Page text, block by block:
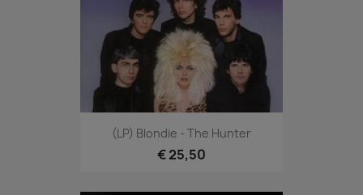
(LP) Blondie - The Hunter
€ 25,50